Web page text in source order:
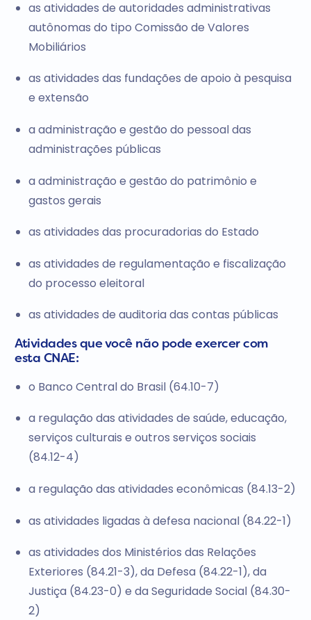
as atividades de autoridades administrativas
autônomas do tipo Comissão de Valores
Mobiliários
as atividades das fundações de apoio à pesquisa
e extensão
a administração e gestão do pessoal das
administrações públicas
a administração e gestão do patrimônio e
gastos gerais
as atividades das procuradorias do Estado
as atividades de regulamentação e fiscalização
do processo eleitoral
as atividades de auditoria das contas públicas
Atividades que você não pode exercer com
esta CNAE:
o Banco Central do Brasil (64.10-7)
a regulação das atividades de saúde, educação,
serviços culturais e outros serviços sociais
(84.12-4)
a regulação das atividades econômicas (84.13-2)
as atividades ligadas à defesa nacional (84.22-1)
as atividades dos Ministérios das Relações
Exteriores (84.21-3), da Defesa (84.22-1), da
Justiça (84.23-0) e da Seguridade Social (84.30-
2)